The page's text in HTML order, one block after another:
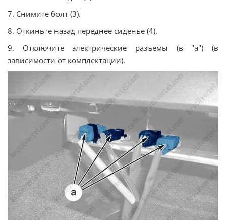
7. Снимите болт (3).
8. Откиньте назад переднее сиденье (4).
9. Отключите электрические разъемы (в "a") (в
зависимости от комплектации).